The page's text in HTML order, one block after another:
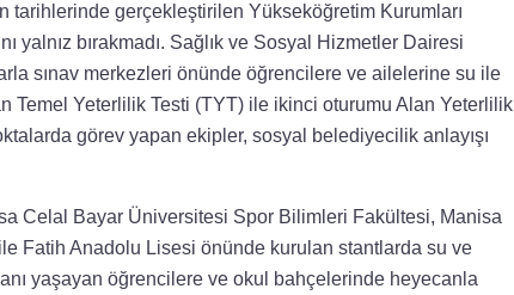
gerçekleştirilen Yükseköğretim Kurumları
yalnız bırakmadı. Sağlık ve Sosyal Hizmetler Dairesi
sınav merkezleri önünde öğrencilere ve ailelerine su ile
Temel Yeterlilik Testi (TYT) ile ikinci oturumu Alan Yeterlilik
görev yapan ekipler, sosyal belediyecilik anlayışı
Celal Bayar Üniversitesi Spor Bilimleri Fakültesi, Manisa
Fatih Anadolu Lisesi önünde kurulan stantlarda su ve
yaşayan öğrencilere ve okul bahçelerinde heyecanla